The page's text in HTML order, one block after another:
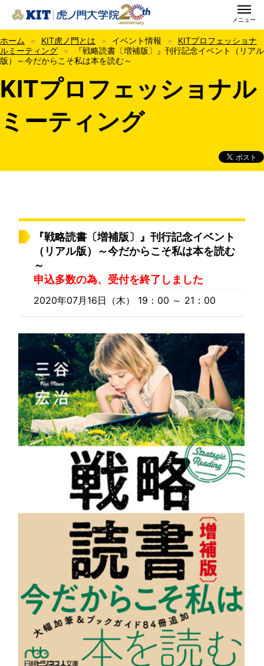
KIT虎ノ門大学院
メニュー
ホーム KIT虎ノ門とは イベント情報
KITプロフェッショナ
ルミーティング
『戦略読書〔増補版〕』刊行記念イベント（リアル
版）～今だからこそ私は本を読む～
KITプロフェッショナル
ミーティング
2020年07月16日（木） 19：00 ～ 21：00
『戦略読書〔増補版〕』刊行記念イベント
（リアル版）～今だからこそ私は本を読む
～
申込多数の為、受付を終了しました